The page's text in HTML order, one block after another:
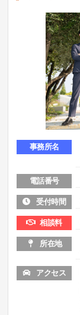
事務所名
電話番号
受付時間
相談料
所在地
アクセス